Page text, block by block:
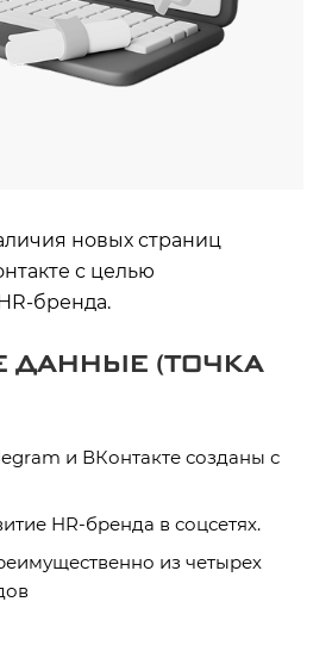
новых страниц
с целью
бренда.
ДАННЫЕ (ТОЧКА
и ВКонтакте созданы с
HR-бренда в соцсетях.
из четырех